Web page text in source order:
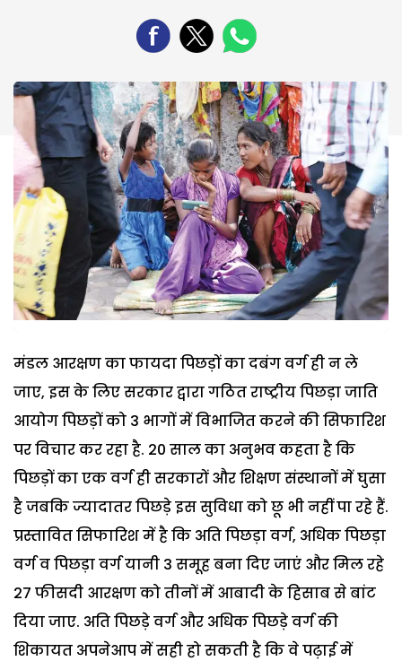
मंडल आरक्षण का फायदा पिछड़ों का दबंग वर्ग ही न ले
जाए, इस के लिए सरकार द्वारा गठित राष्ट्रीय पिछड़ा जाति
आयोग पिछड़ों को 3 भागों में विभाजित करने की सिफारिश
पर विचार कर रहा है. 20 साल का अनुभव कहता है कि
पिछड़ों का एक वर्ग ही सरकारों और शिक्षण संस्थानों में घुसा
है जबकि ज्यादातर पिछड़े इस सुविधा को छू भी नहीं पा रहे हैं.
प्रस्तावित सिफारिश में है कि अति पिछड़ा वर्ग, अधिक पिछड़ा
वर्ग व पिछड़ा वर्ग यानी 3 समूह बना दिए जाएं और मिल रहे
27 फीसदी आरक्षण को तीनों में आबादी के हिसाब से बांट
दिया जाए. अति पिछड़े वर्ग और अधिक पिछड़े वर्ग की
शिकायत अपनेआप में सही हो सकती है कि वे पढ़ाई में